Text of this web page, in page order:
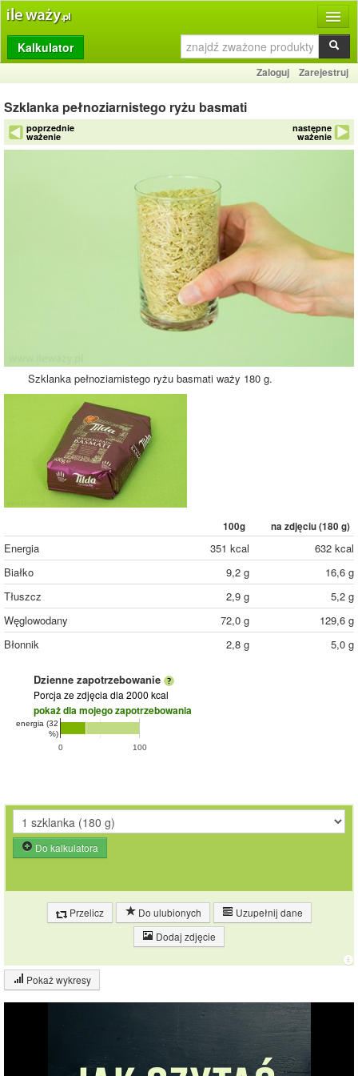
Produkty
Dziennik
Przelicznik
Porównywarka
Kalkulator
Zaloguj Zarejestruj
Szklanka pełnoziarnistego ryżu basmati
poprzednie
ważenie
następne
ważenie
Szklanka pełnoziarnistego ryżu basmati waży 180 g.
100g na zdjęciu (180 g)
Energia 351 kcal
632 kcal
Białko
9,2 g
16,6 g
Tłuszcz
2,9 g
5,2 g
Węglowodany
72,0 g
129,6 g
Błonnik
2,8 g 5,0 g
Dzienne zapotrzebowanie
Porcja ze zdjęcia dla 2000 kcal
pokaż dla mojego zapotrzebowania
0 100
energia (32
%)
Do kalkulatora
Przelicz Do ulubionych
Uzupełnij dane
Dodaj zdjęcie
Pokaż wykresy
Wykres składu produktu